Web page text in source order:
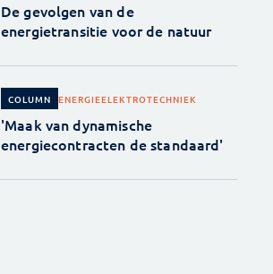
De gevolgen van de
energietransitie voor de natuur
COLUMN ENERGIEELEKTROTECHNIEK
'Maak van dynamische
energiecontracten de standaard'